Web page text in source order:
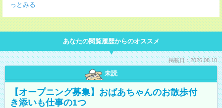
っとみる
あなたの閲覧履歴からのオススメ
掲載日：2026.08.10
未読
【オープニング募集】おばあちゃんのお散歩付
き添いも仕事の1つ